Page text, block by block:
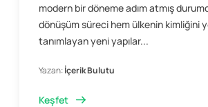
modern bir döneme adım atmış
dönüşüm süreci hem ülkenin kimliğini
tanımlayan yeni yapılar...
Yazan:İçerik Bulutu
Keşfet